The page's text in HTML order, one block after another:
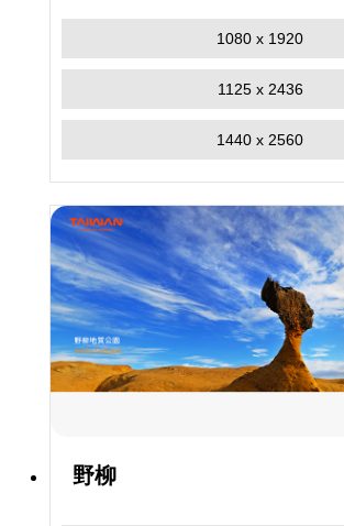
1080 x 1920
1125 x 2436
1440 x 2560
野柳